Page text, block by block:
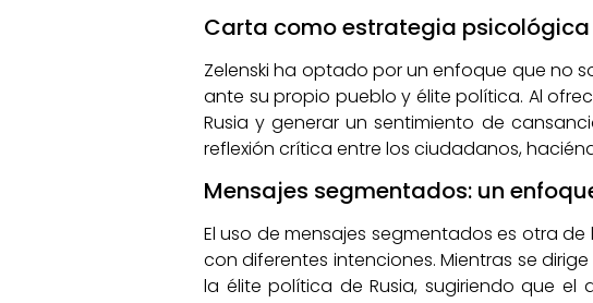
Carta como estrategia psicológica
Zelenski ha optado por un enfoque que no
ante su propio pueblo y élite política. Al
Rusia y generar un sentimiento de
reflexión crítica entre los ciudadanos,
Mensajes segmentados: un
El uso de mensajes segmentados es otra
con diferentes intenciones. Mientras se
la élite política de Rusia, sugiriendo que